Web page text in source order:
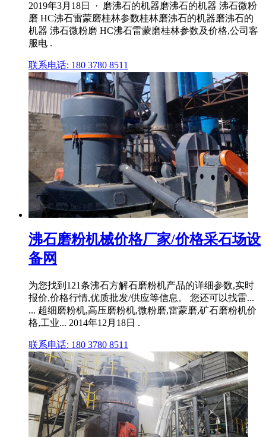
2019年3月18日 · 磨沸石的机器磨沸石的机器 沸石微粉
磨 HC沸石雷蒙磨桂林参数桂林磨沸石的机器磨沸石的
机器 沸石微粉磨 HC沸石雷蒙磨桂林参数及价格,公司客
服电 .
联系电话: 180 3780 8511
沸石磨粉机械价格厂家/价格采石场设
备网
为您找到121条沸石方解石磨粉机产品的详细参数,实时
报价,价格行情,优质批发/供应等信息。 您还可以找雷...
... 超细磨粉机,高压磨粉机,微粉磨,雷蒙磨,矿石磨粉机价
格,工业... 2014年12月18日 .
联系电话: 180 3780 8511